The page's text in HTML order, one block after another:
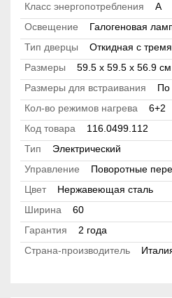
Класс энергопотребления
А
Освещение
Галогеновая
Тип дверцы
Откидная с
Размеры
59.5 х 59.5 x 56.9 см
Размеры для встраивания
По
Кол-во режимов нагрева
6+2
Код товара
116.0499.112
Тип
Электрический
Управление
Поворотные
Цвет
Нержавеющая сталь
Ширина
60
Гарантия
2 года
Страна-производитель